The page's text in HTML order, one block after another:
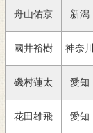
舟山佑京 新潟
國井裕樹 神奈川
磯村蓮太 愛知
花田雄飛 愛知